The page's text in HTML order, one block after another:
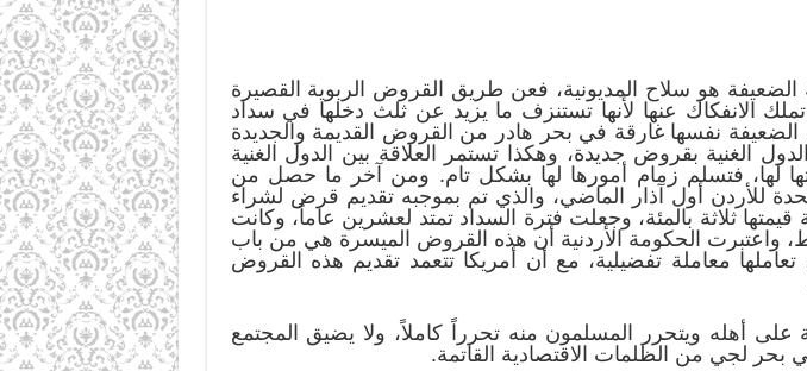
هو سلاح المديونية، فعن طريق القروض الربوية القصيرة
الانفكاك عنها لأنها تستنزف ما يزيد عن ثلث دخلها في سداد
نفسها غارقة في بحر هادر من القروض القديمة والجديدة
الغنية بقروض جديدة، وهكذا تستمر العلاقة بين الدول الغنية
لها، فتسلم زمام أمورها لها بشكل تام. ومن آخر ما حصل من
للأردن أول آذار الماضي، والذي تم بموجبه تقديم قرض لشراء
ثلاثة بالمئة، وجعلت فترة السداد تمتد لعشرين عاماً، وكانت
واعتبرت الحكومة الأردنية أن هذه القروض الميسرة هي من باب
تعاملها معاملة تفضيلية، مع أن أمريكا تتعمد تقديم هذه القروض
على أهله ويتحرر المسلمون منه تحرراً كاملاً، ولا يضيق المجتمع
بحر لجي من الظلمات الاقتصادية القاتمة.